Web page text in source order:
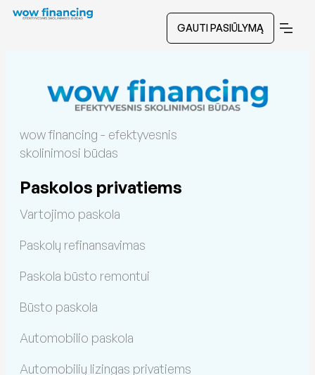
GAUTI PASIŪLYMĄ
wow financing - efektyvesnis
skolinimosi būdas
Paskolos privatiems
Vartojimo paskola
Paskolų refinansavimas
Paskola būsto remontui
Būsto paskola
Automobilio paskola
Automobilių lizingas privatiems